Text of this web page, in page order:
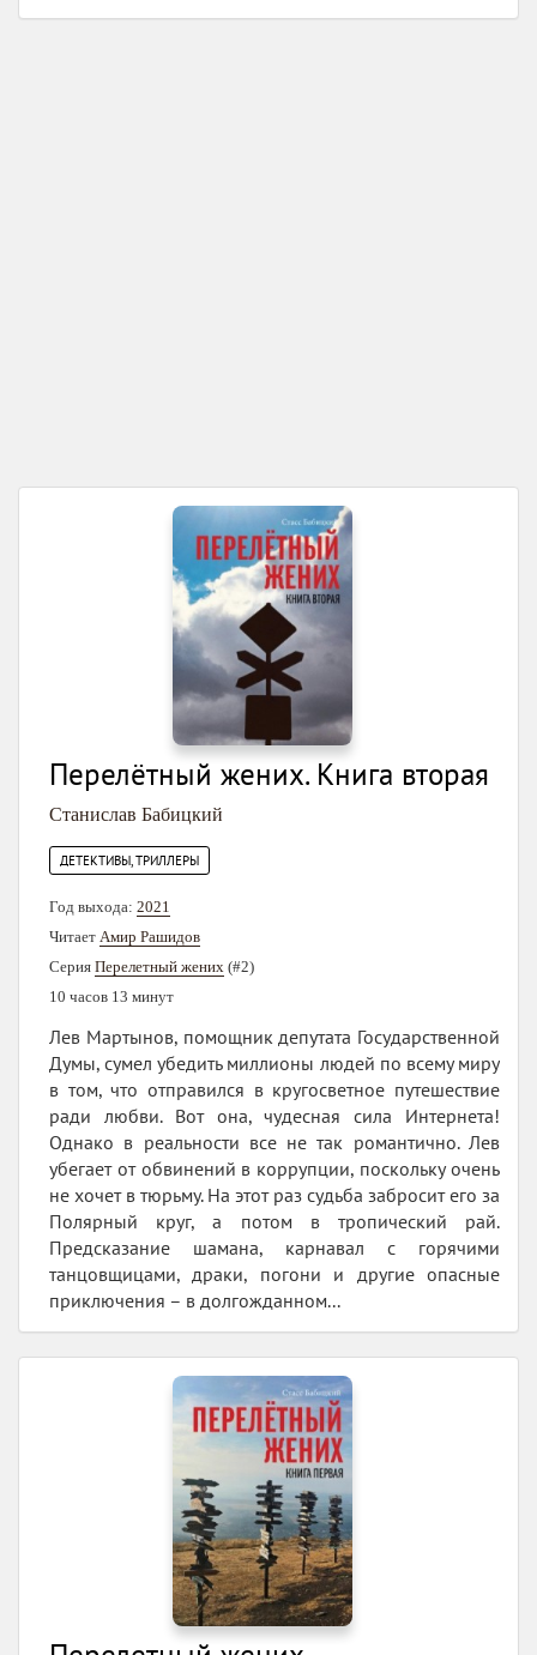
Перелётный жених. Книга вторая
Станислав Бабицкий
ДЕТЕКТИВЫ, ТРИЛЛЕРЫ
Год выхода: 2021
Читает Амир Рашидов
Серия Перелетный жених (#2)
10 часов 13 минут
Лев Мартынов, помощник депутата Государственной
Думы, сумел убедить миллионы людей по всему миру
в том, что отправился в кругосветное путешествие
ради любви. Вот она, чудесная сила Интернета!
Однако в реальности все не так романтично. Лев
убегает от обвинений в коррупции, поскольку очень
не хочет в тюрьму. На этот раз судьба забросит его за
Полярный круг, а потом в тропический рай.
Предсказание шамана, карнавал с горячими
танцовщицами, драки, погони и другие опасные
приключения – в долгожданном...